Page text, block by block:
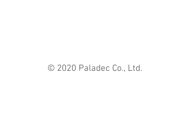
© 2020 Paladec Co., Ltd.